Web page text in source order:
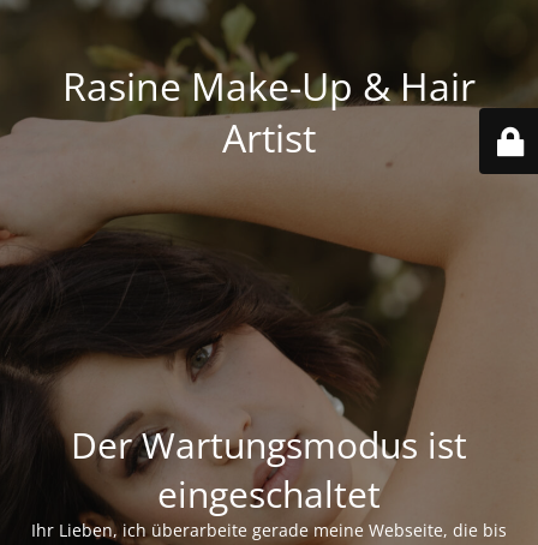
Rasine Make-Up & Hair
Artist
Der Wartungsmodus ist
eingeschaltet
Ihr Lieben, ich überarbeite gerade meine Webseite, die bis